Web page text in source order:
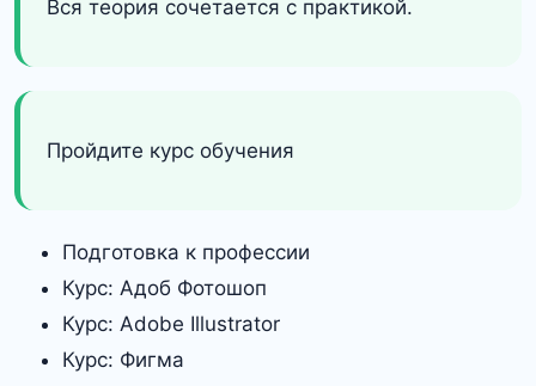
Вся теория сочетается с практикой.
Пройдите курс обучения
Подготовка к профессии
Курс: Адоб Фотошоп
Курс: Adobe Illustrator
Курс: Фигма